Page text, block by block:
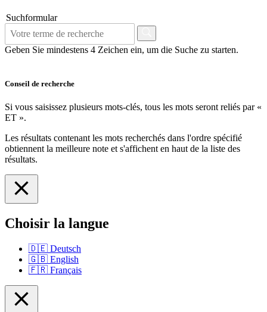
Suchformular
Geben Sie mindestens 4 Zeichen ein, um die Suche zu starten.
Conseil de recherche
Si vous saisissez plusieurs mots-clés, tous les mots seront reliés par «
ET ».
Les résultats contenant les mots recherchés dans l'ordre spécifié
obtiennent la meilleure note et s'affichent en haut de la liste des
résultats.
Choisir la langue
🇩🇪 Deutsch
🇬🇧 English
🇫🇷 Français